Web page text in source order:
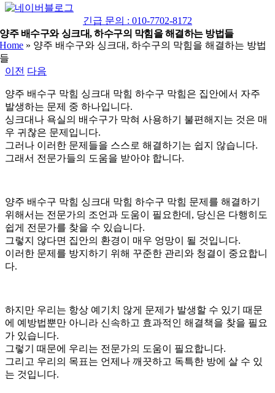
네
버
블
로
그
긴급 문의 : 010-7702-8172
양주 배수구와 싱크대, 하수구의 막힘을 해결하는 방법들
Home » 양주 배수구와 싱크대, 하수구의 막힘을 해결하는 방법
들
이전 다음
양주 배수구 막힘 싱크대 막힘 하수구 막힘은 집안에서 자주
발생하는 문제 중 하나입니다.
싱크대나 욕실의 배수구가 막혀 사용하기 불편해지는 것은 매
우 귀찮은 문제입니다.
그러나 이러한 문제들을 스스로 해결하기는 쉽지 않습니다.
그래서 전문가들의 도움을 받아야 합니다.
양주 배수구 막힘 싱크대 막힘 하수구 막힘 문제를 해결하기
위해서는 전문가의 조언과 도움이 필요한데, 당신은 다행히도
쉽게 전문가를 찾을 수 있습니다.
그렇지 않다면 집안의 환경이 매우 엉망이 될 것입니다.
이러한 문제를 방지하기 위해 꾸준한 관리와 청결이 중요합니
다.
하지만 우리는 항상 예기치 않게 문제가 발생할 수 있기 때문
에 예방법뿐만 아니라 신속하고 효과적인 해결책을 찾을 필요
가 있습니다.
그렇기 때문에 우리는 전문가의 도움이 필요합니다.
그리고 우리의 목표는 언제나 깨끗하고 독특한 방에 살 수 있
는 것입니다.